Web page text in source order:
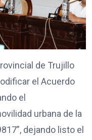
de Trujillo
el Acuerdo
el
urbana de la
dejando listo el